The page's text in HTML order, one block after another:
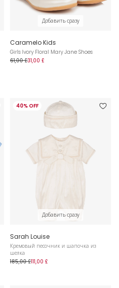
Добавить сразу
Caramelo Kids
Girls Ivory Floral Mary Jane Shoes
61,00 £31,00 £
40% OFF
Добавить сразу
Sarah Louise
Кремовый песочник и шапочка из
шелка
185,00 £111,00 £